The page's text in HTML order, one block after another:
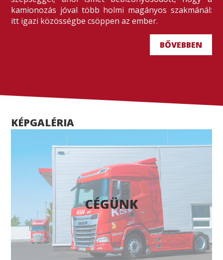
kamionozás jóval több holmi magányos szakmánál:
itt igazi közösségbe csöppen az ember.
BŐVEBBEN
KÉPGALÉRIA
CÉGÜNK